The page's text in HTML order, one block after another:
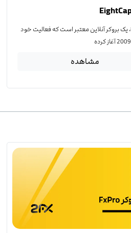
EightCap، یک بروکر آنلاین معتبر است که فعالیت خود
مشاهده